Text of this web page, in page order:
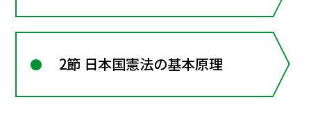
2節 日本国憲法の基本原理